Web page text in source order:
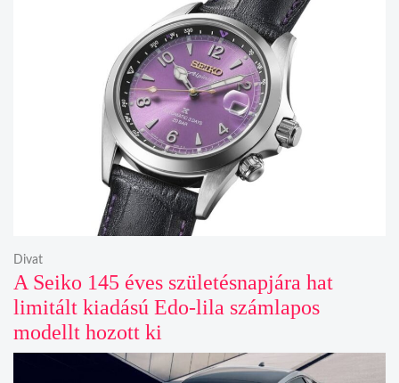
A Seiko 145 éves születésnapjára hat
limitált kiadású Edo-lila számlapos
modellt hozott ki
Divat